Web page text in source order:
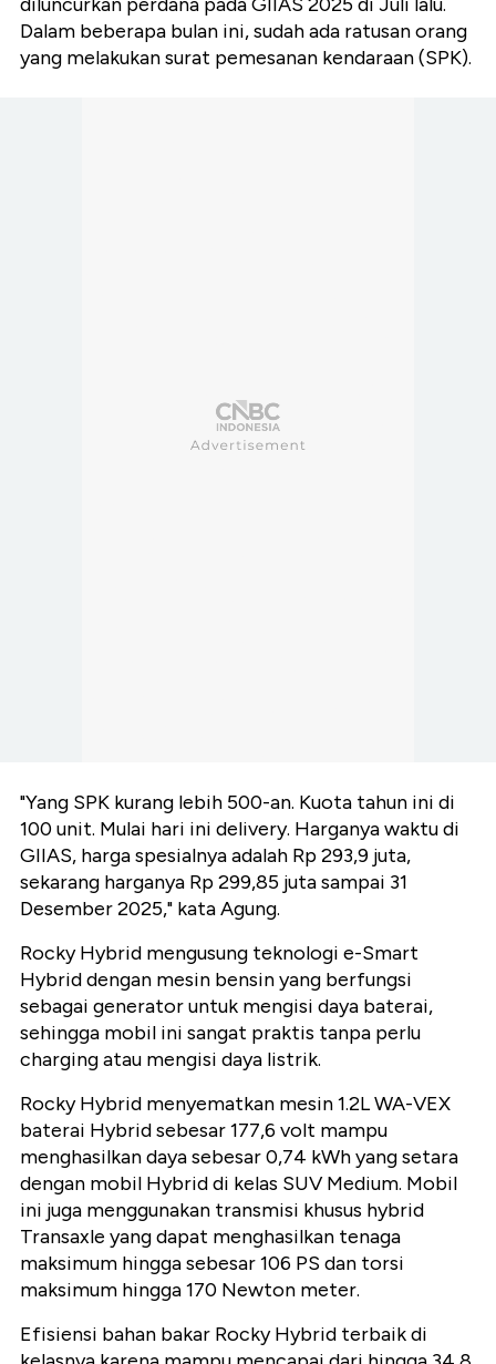
Dalam beberapa bulan ini, sudah ada ratusan orang
yang melakukan surat pemesanan kendaraan (SPK).
"Yang SPK kurang lebih 500-an. Kuota tahun ini di
100 unit. Mulai hari ini delivery. Harganya waktu di
GIIAS, harga spesialnya adalah Rp 293,9 juta,
sekarang harganya Rp 299,85 juta sampai 31
Desember 2025," kata Agung.
Rocky Hybrid mengusung teknologi e-Smart
Hybrid dengan mesin bensin yang berfungsi
sebagai generator untuk mengisi daya baterai,
sehingga mobil ini sangat praktis tanpa perlu
charging atau mengisi daya listrik.
Rocky Hybrid menyematkan mesin 1.2L WA-VEX
baterai Hybrid sebesar 177,6 volt mampu
menghasilkan daya sebesar 0,74 kWh yang setara
dengan mobil Hybrid di kelas SUV Medium. Mobil
ini juga menggunakan transmisi khusus hybrid
Transaxle yang dapat menghasilkan tenaga
maksimum hingga sebesar 106 PS dan torsi
maksimum hingga 170 Newton meter.
Efisiensi bahan bakar Rocky Hybrid terbaik di